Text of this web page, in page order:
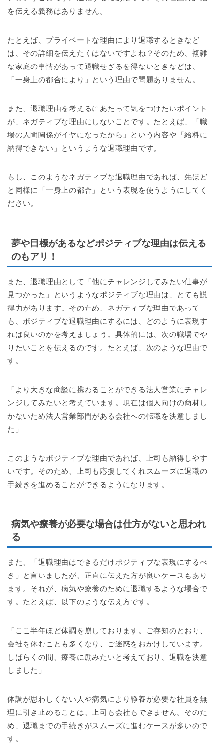
を伝える義務はありません。
たとえば、プライベートな理由により退職するときなど
は、その詳細を伝えたくはないですよね？そのため、複雑
な家庭の事情があって退職せざるを得ないときなどは、
「一身上の都合により」という理由で問題ありません。
また、退職理由を考えるにあたって気をつけたいポイント
が、ネガティブな理由にしないことです。たとえば、「職
場の人間関係がイヤになったから」という内容や「給料に
納得できない」というような退職理由です。
もし、このようなネガティブな退職理由であれば、先ほど
と同様に「一身上の都合」という表現を使うようにしてく
ださい。
夢や目標があるなどポジティブな理由は伝える
のもアリ！
また、退職理由として「他にチャレンジしてみたい仕事が
見つかった」というようなポジティブな理由は、とても説
得力があります。そのため、ネガティブな理由であって
も、ポジティブな退職理由にするには、どのように表現す
れば良いのかを考えましょう。具体的には、次の職場でや
りたいことを伝えるのです。たとえば、次のような理由で
す。
「より大きな商談に携わることができる法人営業にチャレ
ンジしてみたいと考えています。現在は個人向けの商材し
かないため法人営業部門がある会社への転職を決意しまし
た」
このようなポジティブな理由であれば、上司も納得しやす
いです。そのため、上司も応援してくれスムーズに退職の
手続きを進めることができるようになります。
病気や療養が必要な場合は仕方がないと思われ
る
また、「退職理由はできるだけポジティブな表現にするべ
き」と言いましたが、正直に伝えた方が良いケースもあり
ます。それが、病気や療養のために退職するような場合で
す。たとえば、以下のような伝え方です。
「ここ半年ほど体調を崩しております。ご存知のとおり、
会社を休むことも多くなり、ご迷惑をおかけしています。
しばらくの間、療養に励みたいと考えており、退職を決意
しました」
体調が思わしくない人や病気により静養が必要な社員を無
理に引き止めることは、上司も会社もできません。そのた
め、退職までの手続きがスムーズに進むケースが多いので
す。